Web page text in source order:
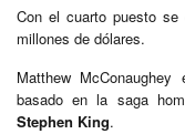
Con el cuarto puesto se
millones de dólares.
Matthew
basado en la saga
Stephen King.